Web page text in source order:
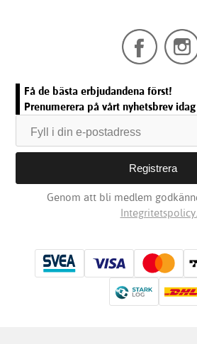
Få de bästa erbjudandena först!
Prenumerera på vårt nyhetsbrev idag
Genom att bli medlem
Integritetspolicy.